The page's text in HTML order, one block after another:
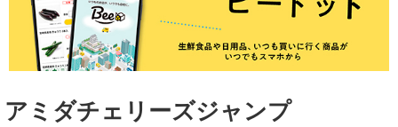
アミダチェリーズジャンプ